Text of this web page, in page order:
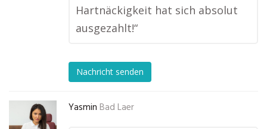
Hartnäckigkeit hat sich absolut
ausgezahlt!“
Nachricht senden
Yasmin Bad Laer